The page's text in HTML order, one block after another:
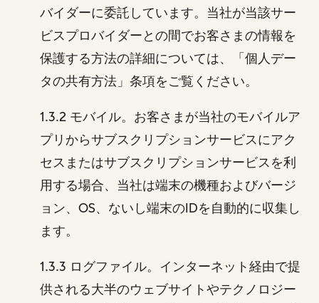
バイダーに委託しています。当社が当該サー
ビスプロバイダーとの間でお客さまの情報を
保護する方法の詳細については、「個人デー
タの共有方法」条項をご覧ください。
1.3.2 モバイル。お客さまが当社のモバイルア
プリからサブスクリプションサービスにアク
セスまたはサブスクリプションサービスを利
用する場合、当社は端末の機種およびバージ
ョン、OS、ないし端末のIDを自動的に収集し
ます。
1.3.3 ログファイル。インターネット経由で提
供される大半のウェブサイトやテクノロジー